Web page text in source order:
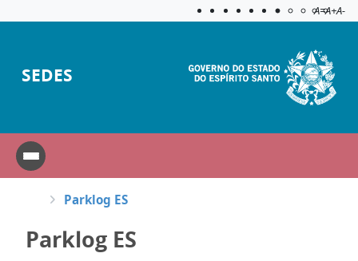
Aplicar
A=A+A-
SEDES
Parklog ES
Parklog ES